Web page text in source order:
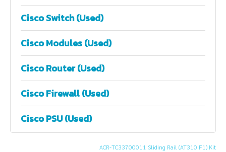
Cisco Switch (Used)
Cisco Modules (Used)
Cisco Router (Used)
Cisco Firewall (Used)
Cisco PSU (Used)
ACR-TC33700011 Sliding Rail (AT310 F1) Kit